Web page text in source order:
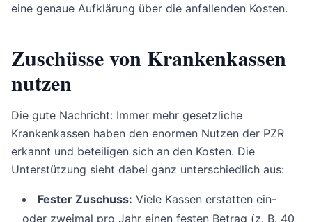
eine genaue Aufklärung über die anfallenden Kosten.
Zuschüsse von Krankenkassen
nutzen
Die gute Nachricht: Immer mehr gesetzliche
Krankenkassen haben den enormen Nutzen der PZR
erkannt und beteiligen sich an den Kosten. Die
Unterstützung sieht dabei ganz unterschiedlich aus:
Fester Zuschuss: Viele Kassen erstatten ein-
oder zweimal pro Jahr einen festen Betrag (z. B. 40